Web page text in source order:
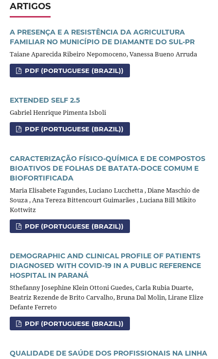
ARTIGOS
A PRESENÇA E A RESISTÊNCIA DA AGRICULTURA
FAMILIAR NO MUNICÍPIO DE DIAMANTE DO SUL-PR
Taiane Aparecida Ribeiro Nepomoceno, Vanessa Bueno Arruda
PDF (PORTUGUESE (BRAZIL))
EXTENDED SELF 2.5
Gabriel Henrique Pimenta Isboli
PDF (PORTUGUESE (BRAZIL))
CARACTERIZAÇÃO FÍSICO-QUÍMICA E DE COMPOSTOS
BIOATIVOS DE FOLHAS DE BATATA-DOCE COMUM E
BIOFORTIFICADA
Maria Elisabete Fagundes, Luciano Lucchetta , Diane Maschio de
Souza , Ana Tereza Bittencourt Guimarães , Luciana Bill Mikito
Kottwitz
PDF (PORTUGUESE (BRAZIL))
DEMOGRAPHIC AND CLINICAL PROFILE OF PATIENTS
DIAGNOSED WITH COVID-19 IN A PUBLIC REFERENCE
HOSPITAL IN PARANÁ
Sthefanny Josephine Klein Ottoni Guedes, Carla Rubia Duarte,
Beatriz Rezende de Brito Carvalho, Bruna Dal Molin, Lirane Elize
Defante Ferreto
PDF (PORTUGUESE (BRAZIL))
QUALIDADE DE SAÚDE DOS PROFISSIONAIS NA LINHA